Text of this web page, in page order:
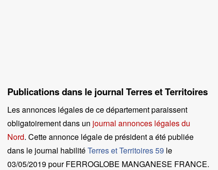
Publications dans le journal Terres et Territoires
Les annonces légales de ce département paraissent
obligatoirement dans un journal annonces légales du
Nord. Cette annonce légale de président a été publiée
dans le journal habilitéTerres et Territoires 59 le
03/05/2019 pour FERROGLOBE MANGANESE FRANCE.